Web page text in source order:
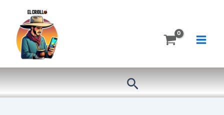
contenido
Buscar